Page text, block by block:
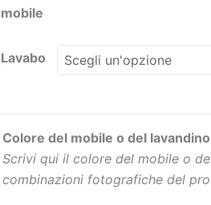
mobile
Lavabo
Colore del mobile o del lavandino
Scrivi qui il colore del mobile o
combinazioni fotografiche del